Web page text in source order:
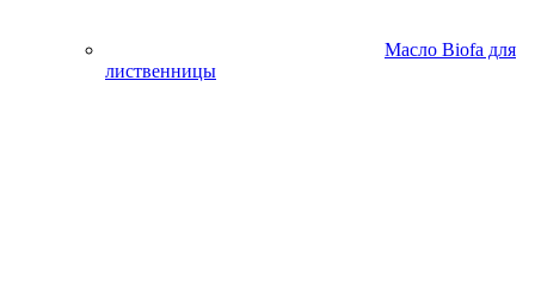
Масло Biofa для
лиственницы